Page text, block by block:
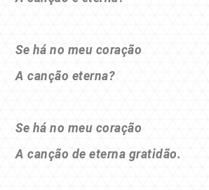
Se há no meu coração
A canção eterna?
Se há no meu coração
A canção de eterna gratidão.